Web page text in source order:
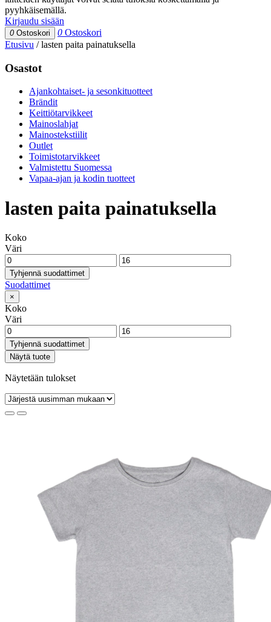
pyyhkäisemällä.
Kirjaudu sisään
0 Ostoskori 0 Ostoskori
Etusivu /lasten paita painatuksella
Osastot
Ajankohtaiset- ja sesonkituotteet
Brändit
Keittiötarvikkeet
Mainoslahjat
Mainostekstiilit
Outlet
Toimistotarvikkeet
Valmistettu Suomessa
Vapaa-ajan ja kodin tuotteet
lasten paita painatuksella
Koko
Väri
Tyhjennä suodattimet
Suodattimet
×
Koko
Väri
Tyhjennä suodattimet
Näytä tuote
Näytetään tulokset